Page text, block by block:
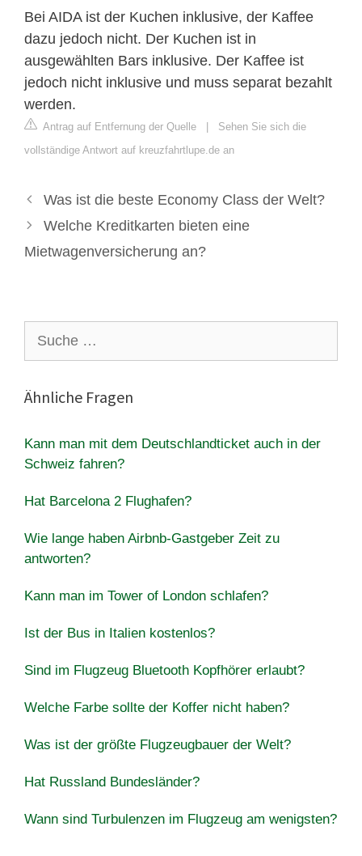
Bei AIDA ist der Kuchen inklusive, der Kaffee
dazu jedoch nicht. Der Kuchen ist in
ausgewählten Bars inklusive. Der Kaffee ist
jedoch nicht inklusive und muss separat bezahlt
werden.
Antrag auf Entfernung der Quelle | Sehen Sie sich die
vollständige Antwort auf kreuzfahrtlupe.de an
Was ist die beste Economy Class der Welt?
Welche Kreditkarten bieten eine
Mietwagenversicherung an?
nach:
Ähnliche Fragen
Kann man mit dem Deutschlandticket auch in der
Schweiz fahren?
Hat Barcelona 2 Flughafen?
Wie lange haben Airbnb-Gastgeber Zeit zu
antworten?
Kann man im Tower of London schlafen?
Ist der Bus in Italien kostenlos?
Sind im Flugzeug Bluetooth Kopfhörer erlaubt?
Welche Farbe sollte der Koffer nicht haben?
Was ist der größte Flugzeugbauer der Welt?
Hat Russland Bundesländer?
Wann sind Turbulenzen im Flugzeug am wenigsten?